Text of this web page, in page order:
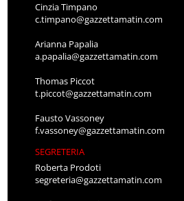
Cinzia Timpano
c.timpano@gazzettamatin.com
Arianna Papalia
a.papalia@gazzettamatin.com
Thomas Piccot
t.piccot@gazzettamatin.com
Fausto Vassoney
f.vassoney@gazzettamatin.com
SEGRETERIA
Roberta Prodoti
segreteria@gazzettamatin.com